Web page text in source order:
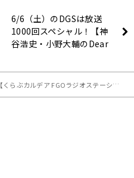
6/6（土）のDGSは放送
1000回スペシャル！【神
谷浩史・小野大輔のDear
【くらぶカルデア FGOラジオステーション】第72回 放送レポート